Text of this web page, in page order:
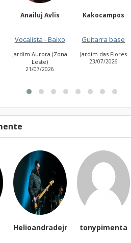
Kakocampos
Guitarra base
Jardim das Flores
23/07/2026
PEDRO TIAGO
Cidade Antônio
tonypimenta James Laverc